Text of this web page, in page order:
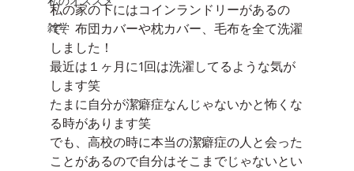
雑学
私の家の下にはコインランドリーがあるの
で、布団カバーや枕カバー、毛布を全て洗濯
しました！
最近は１ヶ月に1回は洗濯してるような気が
します笑
たまに自分が潔癖症なんじゃないかと怖くな
る時があります笑
でも、高校の時に本当の潔癖症の人と会った
ことがあるので自分はそこまでじゃないとい